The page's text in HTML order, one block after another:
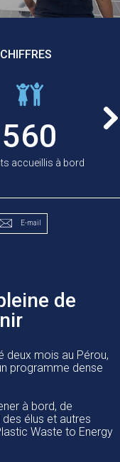
560
accueillis à bord
E-mail
de
deux mois au Pérou,
programme dense
à bord, de
élus et autres
Waste to Energy